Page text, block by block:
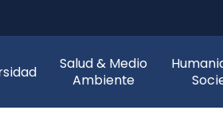
Salud & Medio
Ambiente